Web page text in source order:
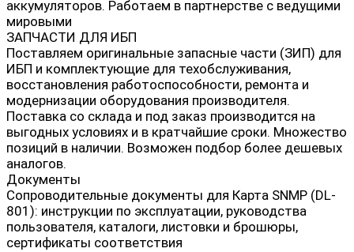
аккумуляторов. Работаем в партнерстве с ведущими
мировыми
ЗАПЧАСТИ ДЛЯ ИБП
Поставляем оригинальные запасные части (ЗИП) для
ИБП и комплектующие для техобслуживания,
восстановления работоспособности, ремонта и
модернизации оборудования производителя.
Поставка со склада и под заказ производится на
выгодных условиях и в кратчайшие сроки. Множество
позиций в наличии. Возможен подбор более дешевых
аналогов.
Документы
Сопроводительные документы для Карта SNMP (DL-
801): инструкции по эксплуатации, руководства
пользователя, каталоги, листовки и брошюры,
сертификаты соответствия